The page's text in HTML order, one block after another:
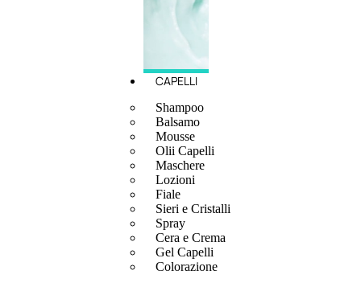
CAPELLI
Shampoo
Balsamo
Mousse
Olii Capelli
Maschere
Lozioni
Fiale
Sieri e Cristalli
Spray
Cera e Crema
Gel Capelli
Colorazione